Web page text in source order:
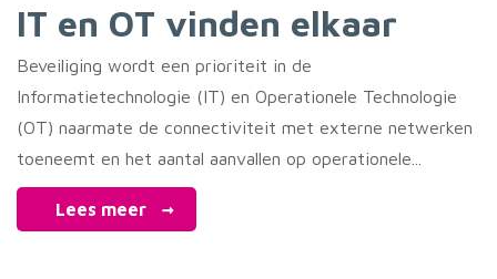
IT en OT vinden elkaar
Beveiliging wordt een prioriteit in de
Informatietechnologie (IT) en Operationele Technologie
(OT) naarmate de connectiviteit met externe netwerken
toeneemt en het aantal aanvallen op operationele...
Lees meer